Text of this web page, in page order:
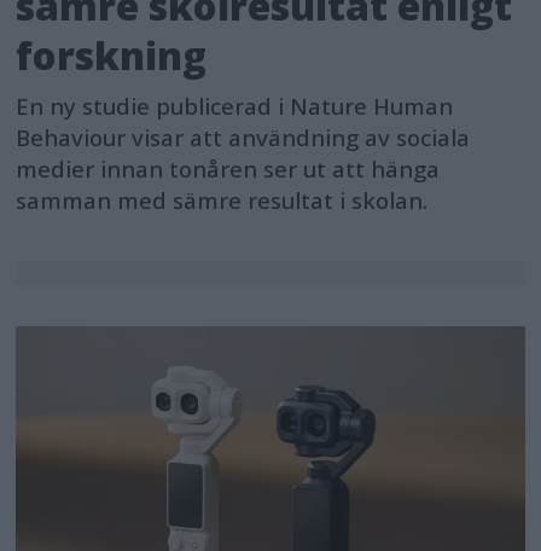
forskning
En ny studie publicerad i Nature Human
Behaviour visar att användning av sociala
medier innan tonåren ser ut att hänga
samman med sämre resultat i skolan.